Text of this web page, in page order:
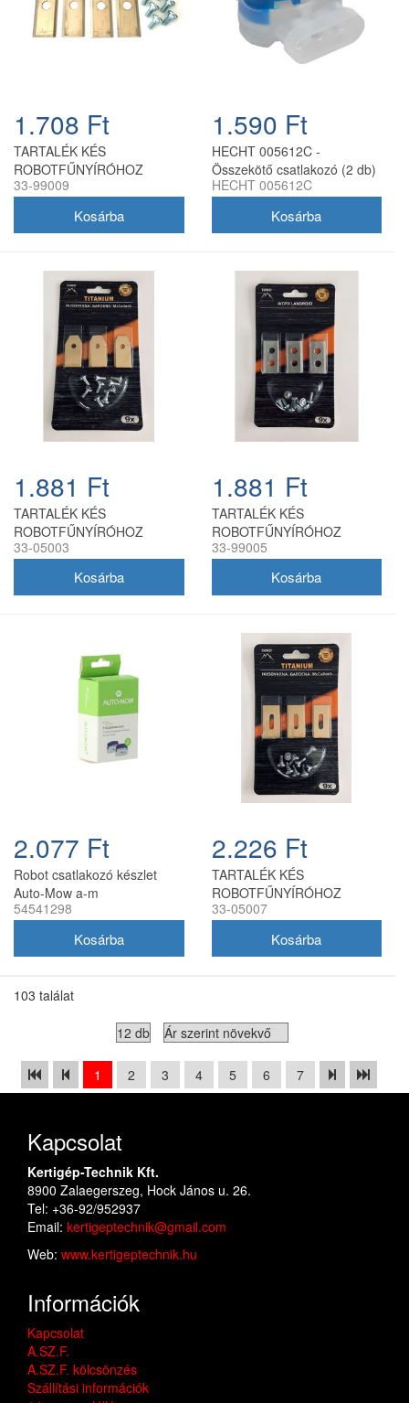
1.708 Ft
TARTALÉK KÉS
ROBOTFŰNYÍRÓHOZ
PARKSIDE 9 db
33-99009
1.590 Ft
HECHT 005612C -
Összekötő csatlakozó (2 db)
HECHT 005612C
1.881 Ft
TARTALÉK KÉS
ROBOTFŰNYÍRÓHOZ
HUSQVARNA GARDENA
33-05003
1.881 Ft
TARTALÉK KÉS
ROBOTFŰNYÍRÓHOZ
WORX - 9 db
33-99005
2.077 Ft
Robot csatlakozó készlet
Auto-Mow a-m
zsírcsatlakozó - 314
54541298
2.226 Ft
TARTALÉK KÉS
ROBOTFŰNYÍRÓHOZ
HUSQVARNA GARDENA
33-05007
103 találat
1 2 3 4 5 6 7
Kapcsolat
Kertigép-Technik Kft.
8900 Zalaegerszeg, Hock János u. 26.
Tel: +36-92/952937
Email: kertigeptechnik@gmail.com
Web: www.kertigeptechnik.hu
Információk
Kapcsolat
A.SZ.F.
A.SZ.F. kölcsönzés
Szállítási információk